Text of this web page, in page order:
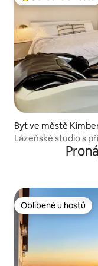
Byt ve městě
Lázeňské studio s
Oblíbené u hostů
Oblíbené u hostů